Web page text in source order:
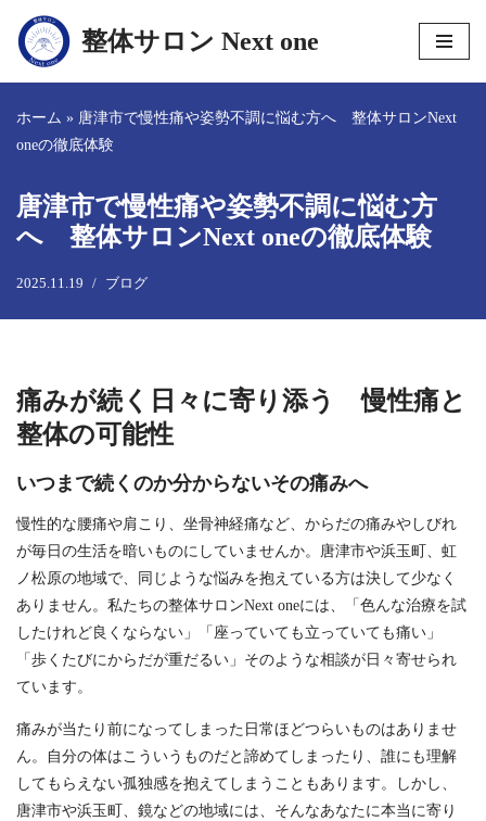
コ
ン
テ
ン
へ
ス
ッ
整体サロン Next one
ホーム » 唐津市で慢性痛や姿勢不調に悩む方へ 整体サロンNext
oneの徹底体験
唐津市で慢性痛や姿勢不調に悩む方
へ 整体サロンNext oneの徹底体験
2025.11.19 ブログ
痛みが続く日々に寄り添う 慢性痛と
整体の可能性
いつまで続くのか分からないその痛みへ
慢性的な腰痛や肩こり、坐骨神経痛など、からだの痛みやしびれ
が毎日の生活を暗いものにしていませんか。唐津市や浜玉町、虹
ノ松原の地域で、同じような悩みを抱えている方は決して少なく
ありません。私たちの整体サロンNext oneには、「色んな治療を試
したけれど良くならない」「座っていても立っていても痛い」
「歩くたびにからだが重だるい」そのような相談が日々寄せられ
ています。
痛みが当たり前になってしまった日常ほどつらいものはありませ
ん。自分の体はこういうものだと諦めてしまったり、誰にも理解
してもらえない孤独感を抱えてしまうこともあります。しかし、
唐津市や浜玉町、鏡などの地域には、そんなあなたに本当に寄り